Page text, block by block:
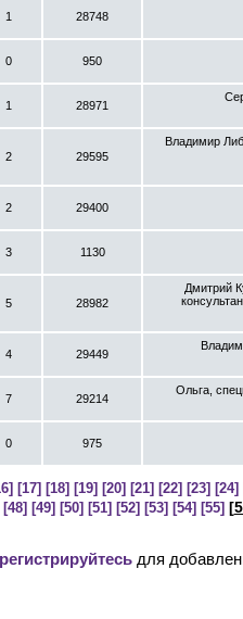
1 28748
0 950
1 28971
2 29595
Владимир
2 29400
3 1130
5
28982
Дмитрий
4 29449
7 29214
Ольга,
0 975
[17] [18] [19] [20] [21] [22] [23] [24]
[48] [49] [50] [51] [52] [53] [54] [55] [
для